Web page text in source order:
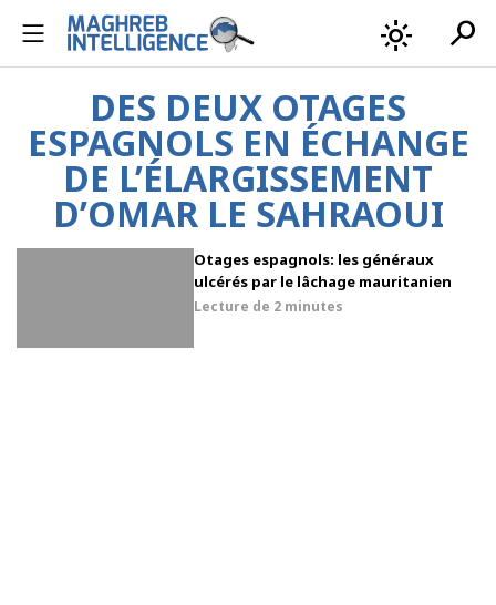
light_mode search
DES DEUX OTAGES
ESPAGNOLS EN ÉCHANGE
DE L’ÉLARGISSEMENT
D’OMAR LE SAHRAOUI
Otages espagnols: les généraux
ulcérés par le lâchage mauritanien
Lecture de 2 minutes